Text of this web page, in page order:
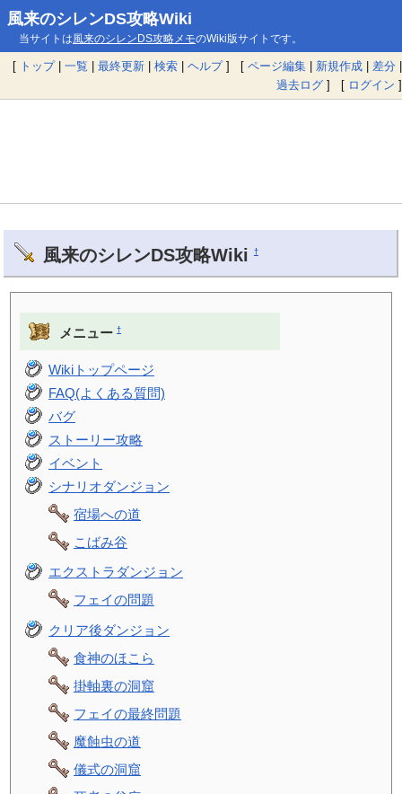
風来のシレンDS攻略Wiki
当サイトは風来のシレンDS攻略メモのWiki版サイトです。
[ トップ| 一覧 | 最終更新 | 検索 | ヘルプ] [ ページ編集 | 新規作成 | 差分 |
過去ログ ] [ ログイン ]
風来のシレンDS攻略Wiki †
メニュー †
Wikiトップページ
FAQ(よくある質問)
バグ
ストーリー攻略
イベント
シナリオダンジョン
宿場への道
こばみ谷
エクストラダンジョン
フェイの問題
クリア後ダンジョン
食神のほこら
掛軸裏の洞窟
フェイの最終問題
魔蝕虫の道
儀式の洞窟